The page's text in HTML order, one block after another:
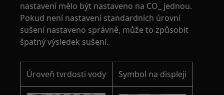
nastavení mělo být nastaveno na CO_ jednou.
Pokud není nastavení standardních úrovní
sušení nastaveno správně, může to způsobit
špatný výsledek sušení.
Úroveň tvrdosti vody Symbol na displeji